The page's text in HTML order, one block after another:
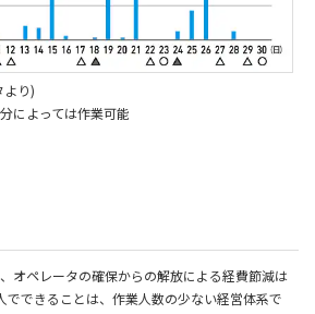
より)
によっては作業可能
オペレータの確保からの解放による経費節減は
でできることは、作業人数の少ない経営体系で